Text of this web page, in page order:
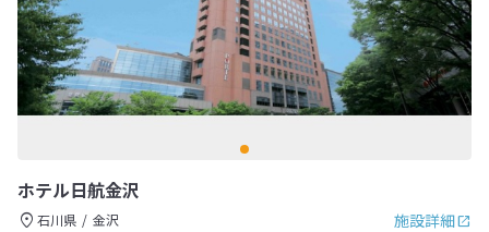
ホテル日航金沢
施設詳細
石川県
金沢